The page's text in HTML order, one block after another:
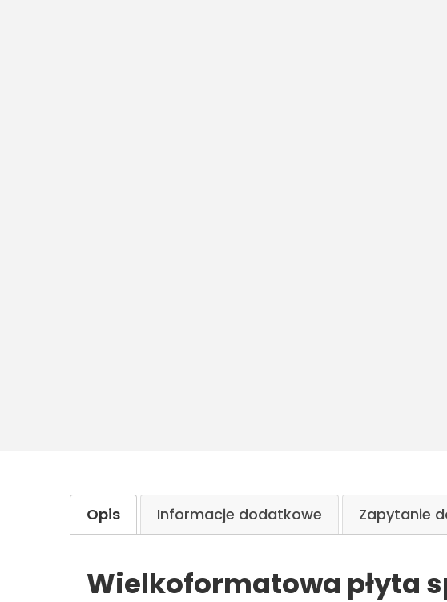
Opis Informacje dodatkowe Zapytanie
Wielkoformatowa płyta